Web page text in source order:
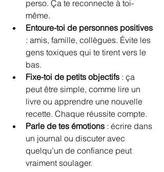
perso. Ça te reconnecte à toi-
même.
Entoure-toi de personnes positives
: amis, famille, collègues. Évite les
gens toxiques qui te tirent vers le
bas.
Fixe-toi de petits objectifs : ça
peut être simple, comme lire un
livre ou apprendre une nouvelle
recette. Chaque réussite compte.
Parle de tes émotions : écrire dans
un journal ou discuter avec
quelqu’un de confiance peut
vraiment soulager.